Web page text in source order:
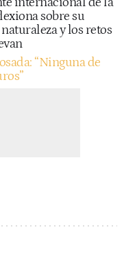
sobre su
y los retos
“Ninguna de